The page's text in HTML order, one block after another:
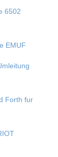
6502
EMUF
Forth fur